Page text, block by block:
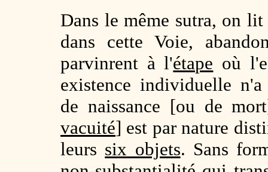
Dans le même sutra, on
dans cette Voie,
parvinrent à l'étape où
existence individuelle
de naissance [ou de
vacuité] est par nature
leurs six objets. Sans